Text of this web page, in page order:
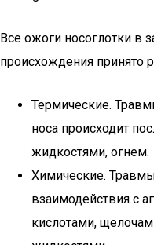
Все ожоги носоглотки в
происхождения принято
Термические.
носа происходит
жидкостями, огнем.
Химические.
взаимодействия с
кислотами,